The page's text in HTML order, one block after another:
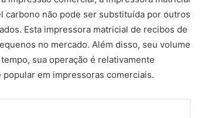
carbono não pode ser substituída por outros
Esta impressora matricial de recibos de
no mercado. Além disso, seu volume
sua operação é relativamente
em impressoras comerciais.